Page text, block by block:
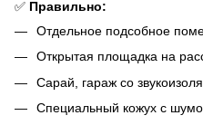
✅ Правильно:
Отдельное подсобное
Открытая площадка на
Сарай, гараж со
Специальный кожух с